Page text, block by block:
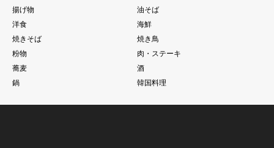
揚げ物
油そば
洋食
海鮮
焼きそば
焼き鳥
粉物
肉・ステーキ
蕎麦
酒
鍋
韓国料理